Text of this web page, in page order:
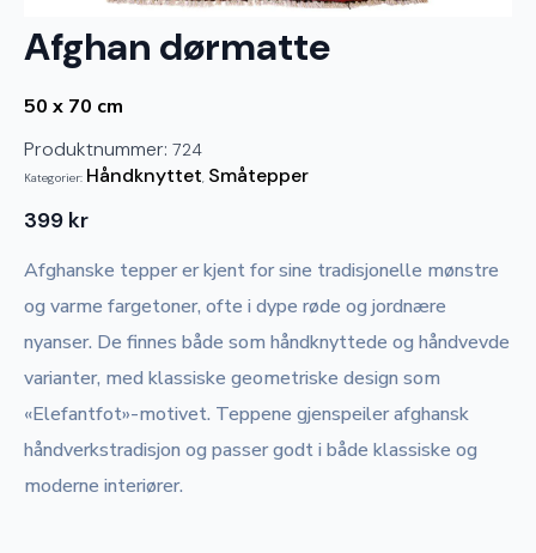
Afghan dørmatte
50 x 70 cm
Produktnummer: 724
Kategorier: Håndknyttet, Småtepper
399 kr
Afghanske tepper er kjent for sine tradisjonelle mønstre
og varme fargetoner, ofte i dype røde og jordnære
nyanser. De finnes både som håndknyttede og håndvevde
varianter, med klassiske geometriske design som
«Elefantfot»-motivet. Teppene gjenspeiler afghansk
håndverkstradisjon og passer godt i både klassiske og
moderne interiører.